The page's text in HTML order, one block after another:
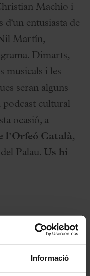
Informació
Machío i
d'un entusiasta de
Martín,
Dimarts,
musicals i les
seran alguns
podcast cultural
ocasió, a
l'Orfeó Català,
Palau. Us hi
Palau de la